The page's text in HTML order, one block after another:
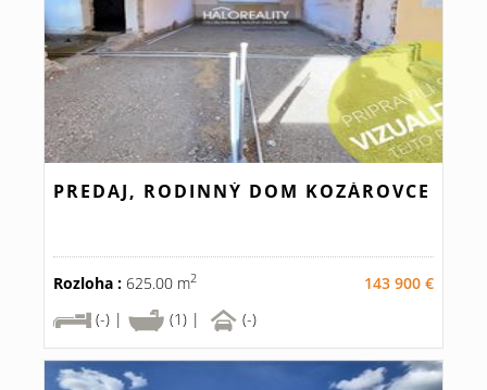
PREDAJ, RODINNÝ DOM KOZÁROVCE
Rozloha : 625.00 m2
143 900 €
(-) |
(1) | (-)